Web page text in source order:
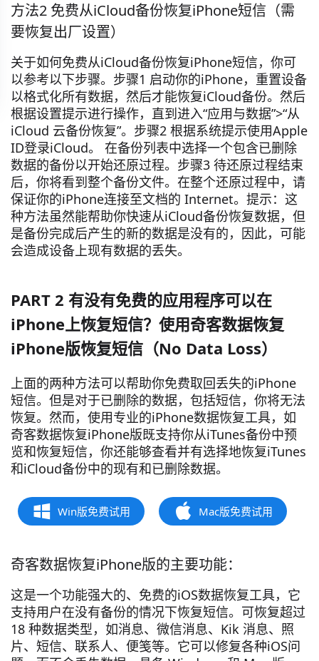
方法2 免费从iCloud备份恢复iPhone短信（需
要恢复出厂设置）
关于如何免费从iCloud备份恢复iPhone短信，你可
以参考以下步骤。步骤1 启动你的iPhone，重置设备
以格式化所有数据，然后才能恢复iCloud备份。然后
根据设置提示进行操作，直到进入“应用与数据”>“从
iCloud 云备份恢复”。步骤2 根据系统提示使用Apple
ID登录iCloud。 在备份列表中选择一个包含已删除
数据的备份以开始还原过程。步骤3 待还原过程结束
后，你将看到整个备份文件。在整个还原过程中，请
保证你的iPhone连接至文档的 Internet。提示：这
种方法虽然能帮助你快速从iCloud备份恢复数据，但
是备份完成后产生的新的数据是没有的，因此，可能
会造成设备上现有数据的丢失。
PART 2 有没有免费的应用程序可以在
iPhone上恢复短信？使用奇客数据恢复
iPhone版恢复短信（No Data Loss）
上面的两种方法可以帮助你免费取回丢失的iPhone
短信。但是对于已删除的数据，包括短信，你将无法
恢复。然而，使用专业的iPhone数据恢复工具，如
奇客数据恢复iPhone版既支持你从iTunes备份中预
览和恢复短信，你还能够查看并有选择地恢复iTunes
和iCloud备份中的现有和已删除数据。
Win版免费试用 Mac版免费试用
奇客数据恢复iPhone版的主要功能：
这是一个功能强大的、免费的iOS数据恢复工具，它
支持用户在没有备份的情况下恢复短信。可恢复超过
18 种数据类型，如消息、微信消息、Kik 消息、照
片、短信、联系人、便笺等。它可以修复各种iOS问